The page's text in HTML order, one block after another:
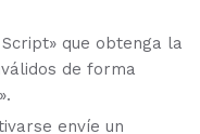
que obtenga la
de forma
envíe un